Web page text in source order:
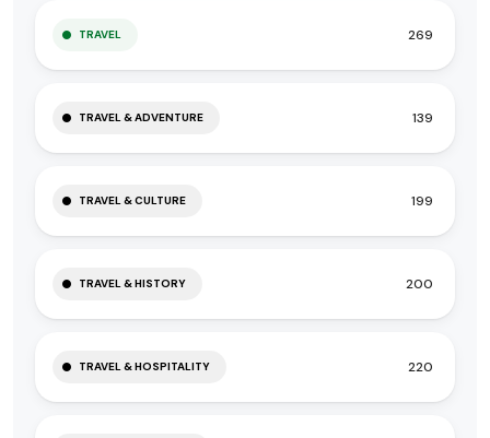
TRAVEL 269
TRAVEL & ADVENTURE 139
TRAVEL & CULTURE 199
TRAVEL & HISTORY 200
TRAVEL & HOSPITALITY 220